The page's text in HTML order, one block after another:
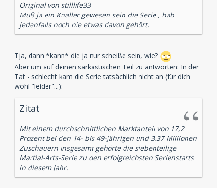
Original von stilllife33
Muß ja ein Knaller gewesen sein die Serie , hab
jedenfalls noch nie etwas davon gehört.
Tja, dann *kann* die ja nur scheiße sein, wie?
Aber um auf deinen sarkastischen Teil zu antworten: In der
Tat - schlecht kam die Serie tatsächlich nicht an (für dich
wohl "leider"...):
Zitat
Mit einem durchschnittlichen Marktanteil von 17,2
Prozent bei den 14- bis 49-Jährigen und 3,37 Millionen
Zuschauern insgesamt gehörte die siebenteilige
Martial-Arts-Serie zu den erfolgreichsten Serienstarts
in diesem Jahr.